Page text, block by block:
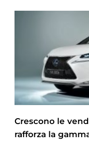
Crescono le
rafforza la